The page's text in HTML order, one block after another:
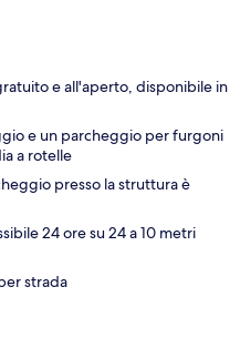
e all'aperto, disponibile in
e un parcheggio per furgoni
a rotelle
presso la struttura è
24 ore su 24 a 10 metri
strada